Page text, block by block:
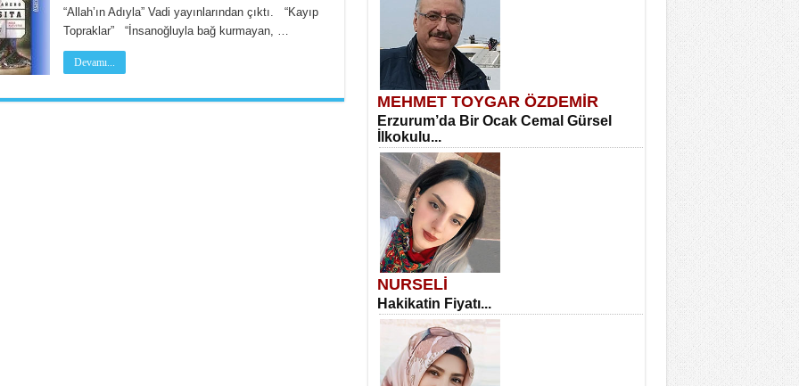
“Allah’ın Adıyla” Vadi yayınlarından çıktı. “Kayıp
Topraklar” “İnsanoğluyla bağ kurmayan, …
Devamı...
MEHMET TOYGAR ÖZDEMİR
Erzurum’da Bir Ocak Cemal Gürsel
İlkokulu...
NURSELİ
Hakikatin Fiyatı...